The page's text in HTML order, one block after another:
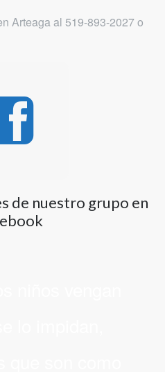
Arteaga al 519-893-2027 o
de nuestro grupo en